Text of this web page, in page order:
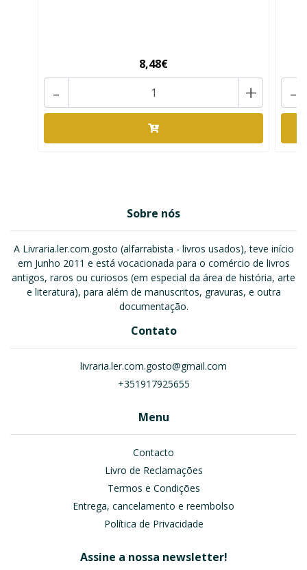
8,48€
+
- -
Sobre nós
A Livraria.ler.com.gosto (alfarrabista - livros usados), teve início
em Junho 2011 e está vocacionada para o comércio de livros
antigos, raros ou curiosos (em especial da área de história, arte
e literatura), para além de manuscritos, gravuras, e outra
documentação.
Contato
livraria.ler.com.gosto@gmail.com
+351917925655
Menu
Contacto
Livro de Reclamações
Termos e Condições
Entrega, cancelamento e reembolso
Política de Privacidade
Assine a nossa newsletter!